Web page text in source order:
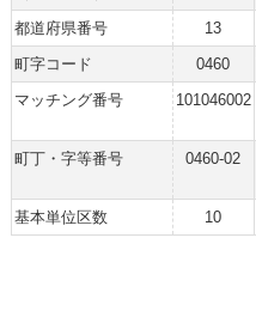
都道府県番号
13
町字コード
0460
マッチング番号
101046002
町丁・字等番号 0460-02
基本単位区数 10